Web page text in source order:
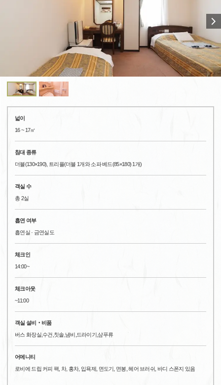
넓이
16 ~ 17㎡
침대 종류
더블(130×190), 트리플(더블 1개와 소파 베드(85×180) 1개)
객실 수
총 2실
흡연 여부
흡연실 · 금연실도
체크인
14:00~
체크아웃
~11:00
객실 설비‧비품
버스 화장실,수건,칫솔,냄비,드라이기,샴푸류
어메니티
로비에 드립 커피 팩, 차, 홍차, 입욕제, 면도기, 면봉, 헤어 브러쉬, 바디 스폰지 있음